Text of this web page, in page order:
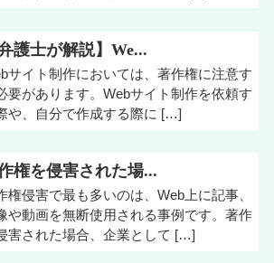
弁護士が解説】We...
サイト制作においては、著作権に注意す
要があります。Webサイト制作を依頼す
や、自分で作成する際に […]
権を侵害された場...
権侵害で最も多いのは、Web上に記事、
や動画を無断使用される事例です。著作
害された場合、企業として […]